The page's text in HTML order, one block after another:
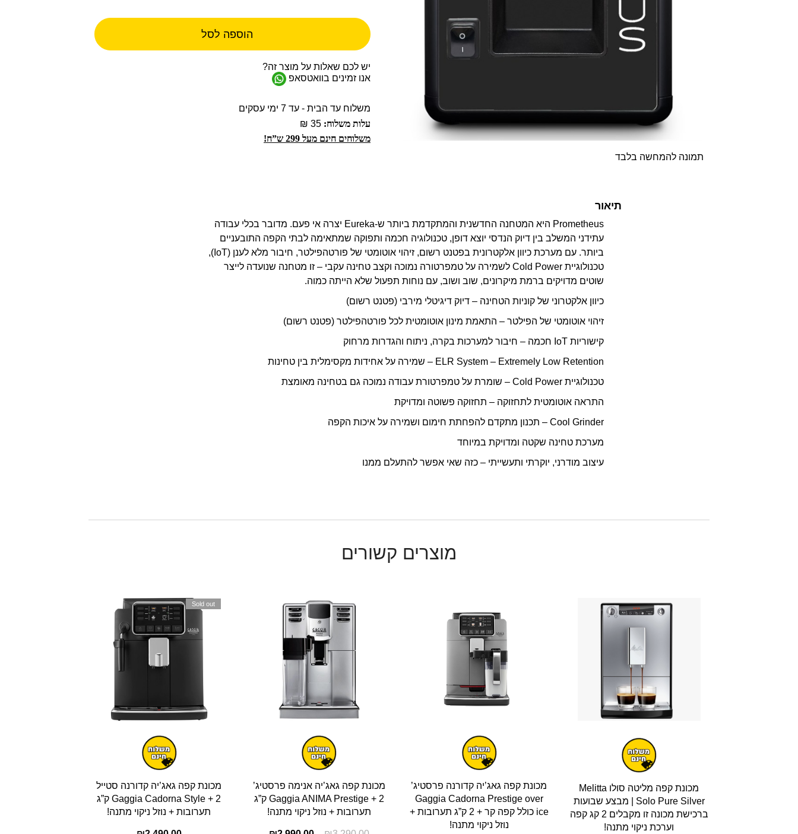
תמונה להמחשה בלבד
הוספה לסל
יש לכם שאלות על מוצר זה?
אנו זמינים בוואטסאפ
משלוח עד הבית - עד 7 ימי עסקים
עלות משלוח:
משלוחים חינם מעל 299 ש”ח!
תיאור
Prometheus היא המטחנה החדשנית והמתקדמת ביותר ש-Eureka יצרה אי פעם. מדובר בכלי עבודה
עתידני המשלב בין דיוק הנדסי יוצא דופן, טכנולוגיה חכמה ותפוקה שמתאימה לבתי הקפה התובעניים
ביותר. עם מערכת כיוון אלקטרונית בפטנט רשום, זיהוי אוטומטי של פורטהפילטר, חיבור מלא לענן (IoT),
טכנולוגיית Cold Power לשמירה על טמפרטורה נמוכה וקצב טחינה עקבי – זו מטחנה שנועדה לייצר
שוטים מדויקים ברמת מיקרונים, שוב ושוב, עם נוחות תפעול שלא הייתה כמוה.
כיוון אלקטרוני של קוניות הטחינה – דיוק דיגיטלי מירבי (פטנט רשום)
זיהוי אוטומטי של הפילטר – התאמת מינון אוטומטית לכל פורטהפילטר (פטנט רשום)
קישוריות IoT חכמה – חיבור למערכות בקרה, ניתוח והגדרות מרחוק
ELR System – Extremely Low Retention – שמירה על אחידות מקסימלית בין טחינות
טכנולוגיית Cold Power – שומרת על טמפרטורת עבודה נמוכה גם בטחינה מאומצת
התראה אוטומטית לתחזוקה – תחזוקה פשוטה ומדויקת
Cool Grinder – תכנון מתקדם להפחתת חימום ושמירה על איכות הקפה
מערכת טחינה שקטה ומדויקת במיוחד
עיצוב מודרני, יוקרתי ותעשייתי – כזה שאי אפשר להתעלם ממנו
מוצרים קשורים
מכונת קפה מליטה סולו Melitta
Solo Pure Silver | מבצע שבועות
ברכישת מכונה זו מקבלים 2 קג קפה
וערכת ניקוי מתנה!
מכונת קפה גאג’יה קדורנה פרסטיג’
Gaggia Cadorna Prestige over
ice כולל קפה קר + 2 ק”ג תערובות +
נוזל ניקוי מתנה!
מכונת קפה גאג’יה אנימה פרסטיג’
Gaggia ANIMA Prestige + 2 ק”ג
תערובות + נוזל ניקוי מתנה!
Sold out
מכונת קפה גאג’יה קדורנה סטייל
Gaggia Cadorna Style + 2 ק”ג
תערובות + נוזל ניקוי מתנה!